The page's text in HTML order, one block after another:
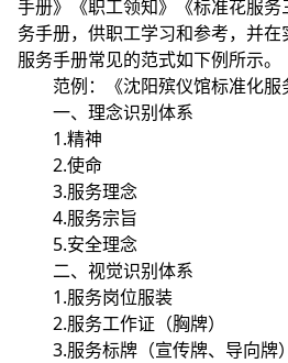
手册》《职工领知》《标准花服
务手册，供职工学习和参考，并在
服务手册常见的范式如下例所示。
范例：《沈阳殡仪馆标准化服
一、理念识别体系
1.精神
2.使命
3.服务理念
4.服务宗旨
5.安全理念
二、视觉识别体系
1.服务岗位服装
2.服务工作证（胸牌）
3.服务标牌（宣传牌、导向牌